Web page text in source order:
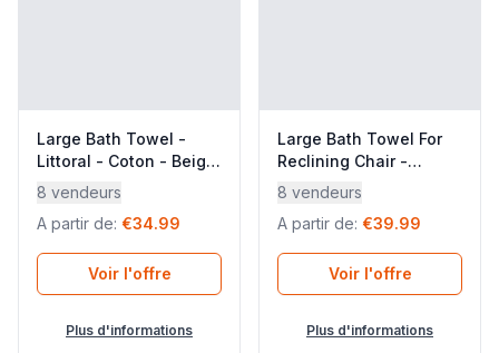
Large Bath Towel -
Littoral - Coton - Beige
Dune - Lafuma Mobilier
8 vendeurs
A partir de: €34.99
Voir l'offre
Plus d'informations
Large Bath Towel For
Reclining Chair -
Littoral - Coton - Grey
Mobilier
8 vendeurs
A partir de: €39.99
Voir l'offre
Plus d'informations